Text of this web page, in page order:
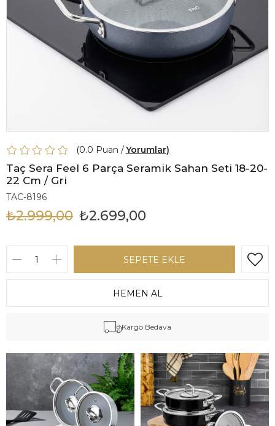
0.0 Yorumlar
Taç Sera Feel 6 Parça Seramik Sahan Seti 18-20-
22 Cm / Gri
TAC-8196
₺2.999,00 ₺2.699,00
Kargo Bedava